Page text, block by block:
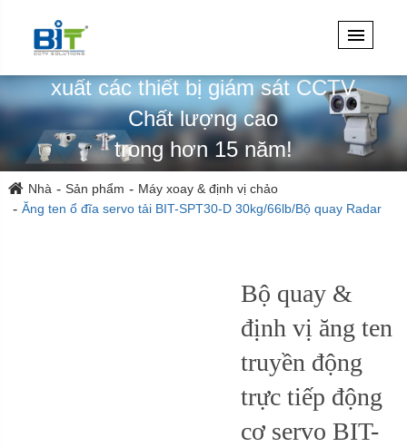
Chuyên thiết kế, kỹ thuật & sản
xuất các thiết bị giám sát CCTV
Chất lượng cao
trong hơn 15 năm!
Nhà Sản phẩm
Máy xoay & định vị chảo
Ăng ten ổ đĩa servo tải BIT-SPT30-D 30kg/66lb/Bộ quay Radar
Bộ quay &
định vị ăng ten
truyền động
trực tiếp động
cơ servo BIT-